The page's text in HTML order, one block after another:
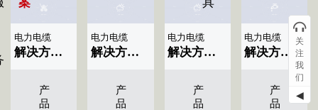
电力电缆
解决方案标题名称|显示09条
产
品
电力电缆
解决方案标题名称|显示08条
产
品
电力电缆
解决方案标题名称|显示07条
产
品
电力电缆
解决方案标题名称|显示06条
产
品
关
注
我
们
◀